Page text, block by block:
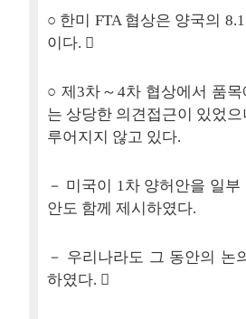
○ 한미 FTA 협상은 양국의
이다. 
○ 제3차～4차 협상에서 품
는 상당한 의견접근이 있었
루어지지 않고 있다.
－ 미국이 1차 양허안을 일
안도 함께 제시하였다.
－ 우리나라도 그 동안의 논
하였다. 